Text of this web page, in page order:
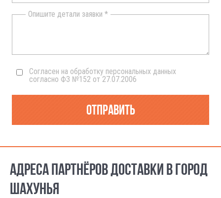
Опишите детали заявки *
Согласен на обработку персональных данных
согласно ФЗ №152 от 27.07.2006
Отправить
АДРЕСА ПАРТНЁРОВ ДОСТАВКИ В ГОРОД
ШАХУНЬЯ